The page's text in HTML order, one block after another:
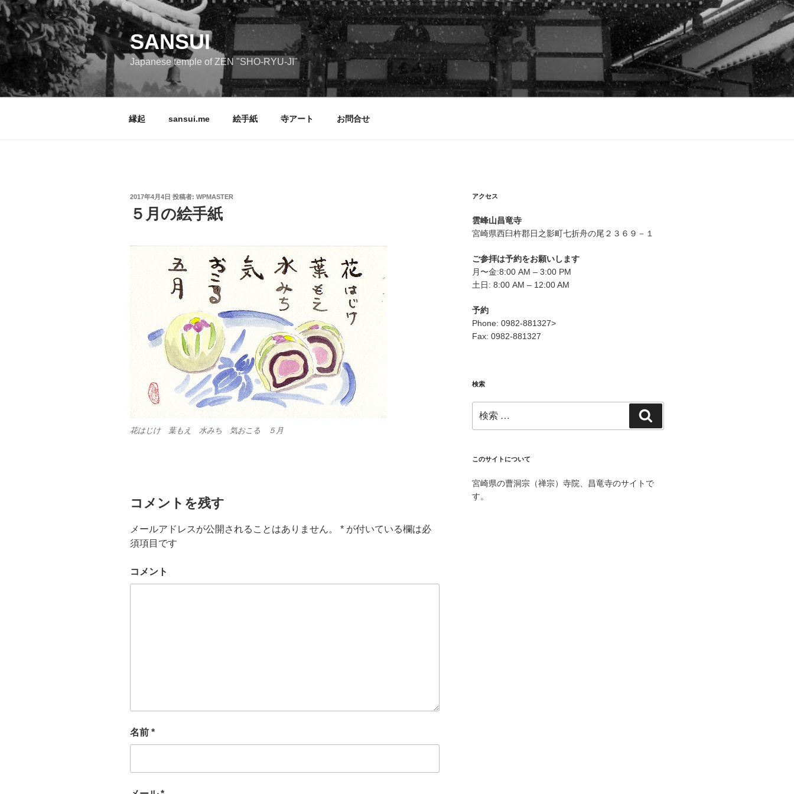
コ
ン
テ
ツ
ス
SANSUI
Japanese temple of ZEN "SHO-RYU-JI"
縁起 sansui.me 絵手紙 寺アート お問合せ
投
日:
2017年4月4日 投稿者: WPMASTER
５月の絵手紙
花はじけ 葉もえ 水みち 気おこる ５月
コメントを残す
メールアドレスが公開されることはありません。 * が付いている欄は必
須項目です
コメント
名前 *
アクセス
雲峰山昌竜寺
宮崎県西臼杵郡日之影町七折舟の尾２３６９－１
ご参拝は予約をお願いします
月〜金:8:00 AM – 3:00 PM
土日: 8:00 AM – 12:00 AM
予約
Phone: 0982-881327>
Fax: 0982-881327
検索
索:
索
このサイトについて
宮崎県の曹洞宗（禅宗）寺院、昌竜寺のサイトで
す。